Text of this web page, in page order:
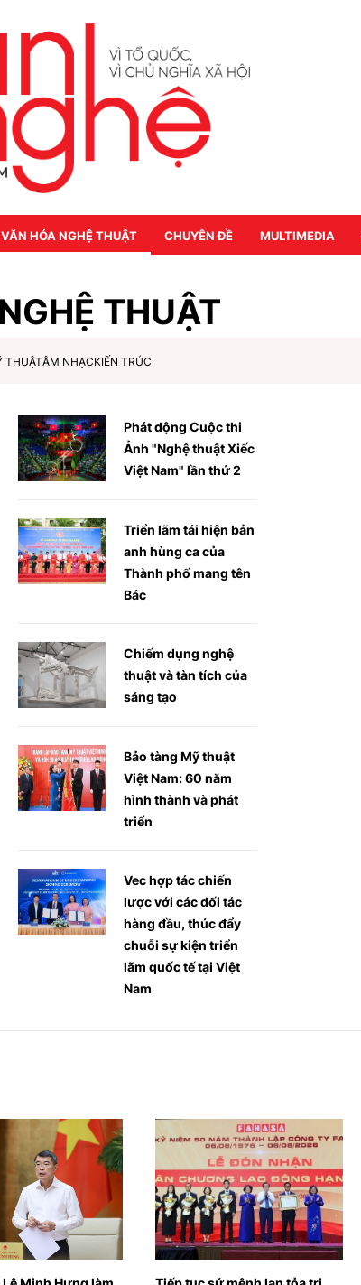
VĂN HÓA NGHỆ THUẬT CHUYÊN ĐỀ MULTIMEDIA
THUẬT
THUẬTÂM NHẠCKIẾN TRÚC
Phát động Cuộc thi
Ảnh "Nghệ thuật Xiếc
Việt Nam" lần thứ 2
Triển lãm tái hiện bản
anh hùng ca của
Thành phố mang tên
Bác
Chiếm dụng nghệ
thuật và tàn tích của
sáng tạo
Bảo tàng Mỹ thuật
Việt Nam: 60 năm
hình thành và phát
triển
Vec hợp tác chiến
lược với các đối tác
hàng đầu, thúc đẩy
chuỗi sự kiện triển
lãm quốc tế tại Việt
Nam